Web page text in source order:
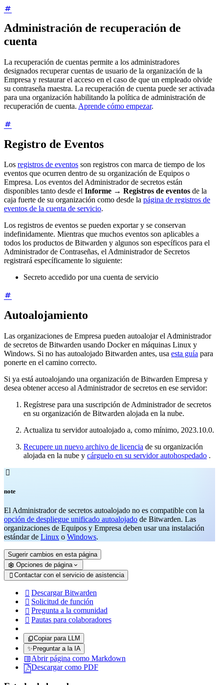
Administración de recuperación de
cuenta
La recuperación de cuentas permite a los administradores
designados recuperar cuentas de usuario de la organización de la
Empresa y restaurar el acceso en el caso de que un empleado olvide
su contraseña maestra. La recuperación de cuenta puede ser activada
para una organización habilitando la política de administración de
recuperación de cuenta. Aprende cómo empezar.
Registro de Eventos
Los registros de eventos son registros con marca de tiempo de los
eventos que ocurren dentro de su organización de Equipos o
Empresa. Los eventos del Administrador de secretos están
disponibles tanto desde el Informe → Registros de eventos de la
caja fuerte de su organización como desde la página de registros de
eventos de la cuenta de servicio.
Los registros de eventos se pueden exportar y se conservan
indefinidamente. Mientras que muchos eventos son aplicables a
todos los productos de Bitwarden y algunos son específicos para el
Administrador de Contraseñas, el Administrador de Secretos
registrará específicamente lo siguiente:
Secreto accedido por una cuenta de servicio
Autoalojamiento
Las organizaciones de Empresa pueden autoalojar el Administrador
de secretos de Bitwarden usando Docker en máquinas Linux y
Windows. Si no has autoalojado Bitwarden antes, usa esta guía para
ponerte en el camino correcto.
Si ya está autoalojando una organización de Bitwarden Empresa y
desea obtener acceso al Administrador de secretos en ese servidor:
Regístrese para una suscripción de Administrador de secretos
en su organización de Bitwarden alojada en la nube.
Actualiza tu servidor autoalojado a, como mínimo, 2023.10.0.
Recupere un nuevo archivo de licencia de su organización
alojada en la nube y cárguelo en su servidor autohospedado .

note
El Administrador de secretos autoalojado no es compatible con la
opción de despliegue unificado autoalojado de Bitwarden. Las
organizaciones de Equipos y Empresa deben usar una instalación
estándar de Linux o Windows.
Sugerir cambios en esta página
Opciones de página
 Contactar con el servicio de asistencia
 Descargar Bitwarden
 Solicitud de función
 Pregunta a la comunidad
 Pautas para colaboradores
Copiar para LLM
✨ Preguntar a la IA
Abrir página como Markdown
Descargar como PDF